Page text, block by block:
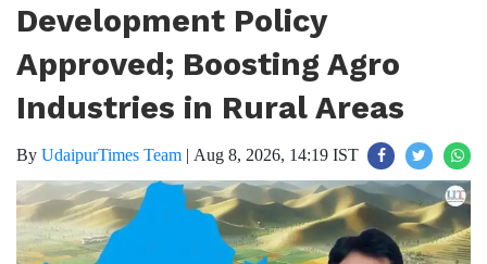
Development Policy
Approved; Boosting Agro
Industries in Rural Areas
By UdaipurTimes Team | Aug 8, 2026, 14:19 IST